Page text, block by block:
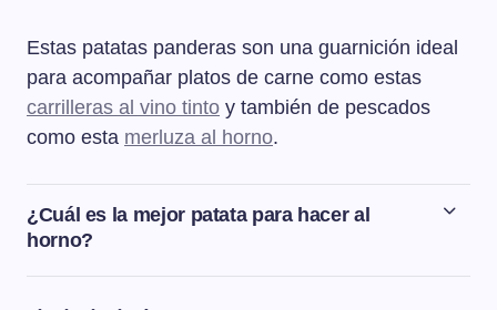
Estas patatas panderas son una guarnición ideal
para acompañar platos de carne como estas
carrilleras al vino tinto y también de pescados
como esta merluza al horno.
¿Cuál es la mejor patata para hacer al
horno?
Las patatas que se recomiendan para hacer asadas al